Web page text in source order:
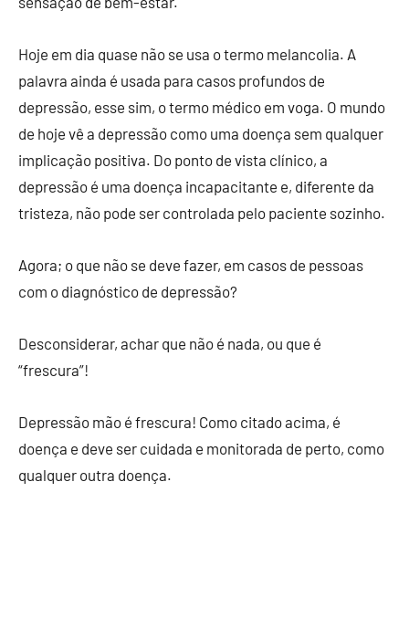
Hoje em dia quase não se usa o termo melancolia. A
palavra ainda é usada para casos profundos de
depressão, esse sim, o termo médico em voga. O mundo
de hoje vê a depressão como uma doença sem qualquer
implicação positiva. Do ponto de vista clínico, a
depressão é uma doença incapacitante e, diferente da
tristeza, não pode ser controlada pelo paciente sozinho.
Agora; o que não se deve fazer, em casos de pessoas
com o diagnóstico de depressão?
Desconsiderar, achar que não é nada, ou que é
“frescura”!
Depressão mão é frescura! Como citado acima, é
doença e deve ser cuidada e monitorada de perto, como
qualquer outra doença.